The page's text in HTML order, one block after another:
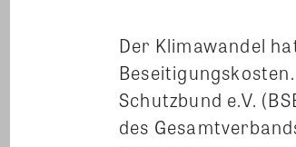
Der Klimawandel
Schutzbund e.V.
des